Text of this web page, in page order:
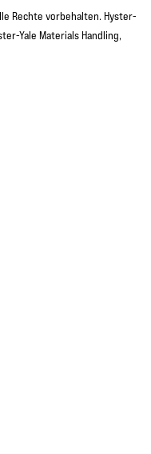
Rechte vorbehalten. Hyster-
Yale Materials Handling,